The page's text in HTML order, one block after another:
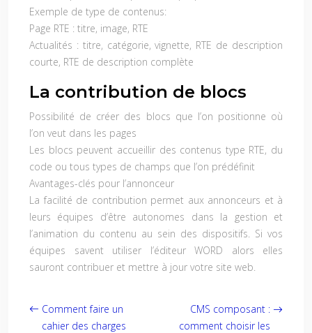
Exemple de type de contenus:
Page RTE : titre, image, RTE
Actualités : titre, catégorie, vignette, RTE de description
courte, RTE de description complète
La contribution de blocs
Possibilité de créer des blocs que l’on positionne où
l’on veut dans les pages
Les blocs peuvent accueillir des contenus type RTE, du
code ou tous types de champs que l’on prédéfinit
Avantages-clés pour l’annonceur
La facilité de contribution permet aux annonceurs et à
leurs équipes d’être autonomes dans la gestion et
l’animation du contenu au sein des dispositifs. Si vos
équipes savent utiliser l’éditeur WORD alors elles
sauront contribuer et mettre à jour votre site web.
Comment faire un
cahier des charges
CMS composant :
comment choisir les